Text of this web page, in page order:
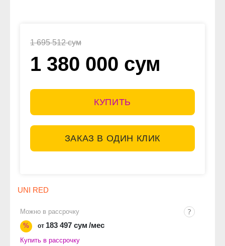
1 695 512 сум
1 380 000 сум
КУПИТЬ
ЗАКАЗ В ОДИН КЛИК
UNI RED
Можно в рассрочку
%
от 183 497 сум /мес
Купить в рассрочку